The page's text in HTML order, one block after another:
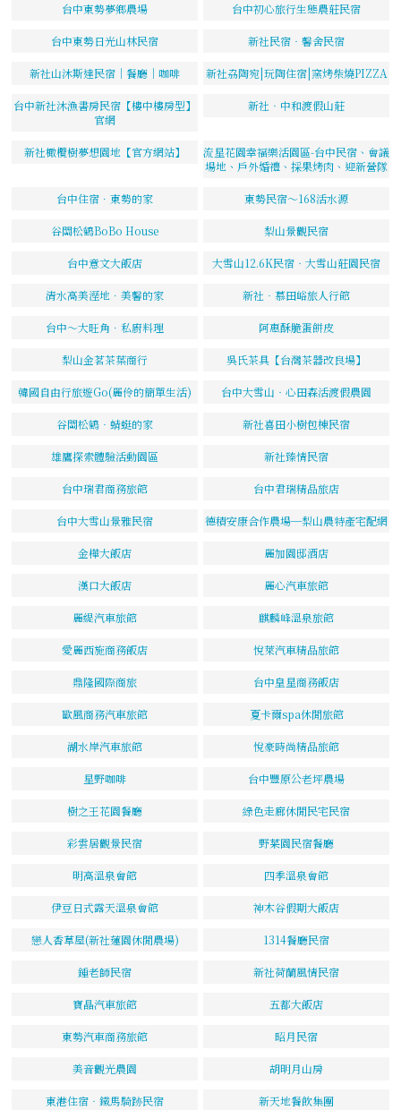
台中東勢夢鄉農場 台中初心旅行生態農莊民宿
台中東勢日光山林民宿 新社民宿‧馨舍民宿
新社山沐斯達民宿｜餐廳｜咖啡 新社劦陶宛|玩陶住宿|窯烤柴燒PIZZA
台中新社沐漁書房民宿【樓中樓房型】
官網
新社‧中和渡假山莊
新社橄欖樹夢想園地【官方網站】
流星花園幸福樂活園區-台中民宿、會議
場地、戶外婚禮、採果烤肉、迎新營隊
台中住宿．東勢的家 東勢民宿～168活水源
谷關松鶴BoBo House 梨山景觀民宿
台中意文大飯店 大雪山12.6K民宿‧大雪山莊園民宿
清水高美溼地．美馨的家 新社‧慕田峪旅人行館
台中～大旺角．私廚料理 阿惠酥脆蛋餅皮
梨山金茗茶葉商行 吳氏茶具【台灣茶器改良場】
韓國自由行旅遊Go(麗伶的簡單生活) 台中大雪山‧心田森活渡假農園
谷關松鶴‧蜻蜓的家 新社喜田小樹包棟民宿
雄鷹探索體驗活動園區 新社臻情民宿
台中瑞君商務旅館 台中君瑞精品旅店
台中大雪山景雅民宿 德積安康合作農場─梨山農特產宅配網
金樺大飯店 麗加園邸酒店
漢口大飯店 麗心汽車旅館
麗緹汽車旅館 麒麟峰溫泉旅館
愛麗西施商務飯店 悅萊汽車精品旅館
鼎隆國際商旅 台中皇星商務飯店
歐風商務汽車旅館 夏卡爾spa休閒旅館
湖水岸汽車旅館 悅豪時尚精品旅館
星野咖啡 台中豐原公老坪農場
樹之王花園餐廳 綠色走廊休閒民宅民宿
彩雲居觀景民宿 野菜園民宿餐廳
明高溫泉會館 四季溫泉會館
伊豆日式露天溫泉會館 神木谷假期大飯店
戀人香草屋(新社蓮園休閒農場) 1314餐廳民宿
鍾老師民宿 新社荷蘭風情民宿
寶晶汽車旅館 五都大飯店
東勢汽車商務旅館 昭月民宿
美音觀光農園 胡明月山房
東港住宿‧鐵馬騎跡民宿 新天地餐飲集團